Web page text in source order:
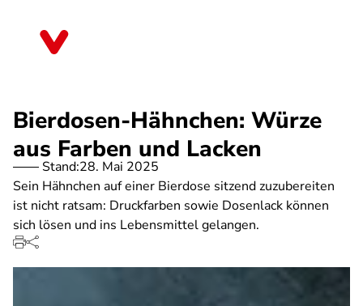
Bierdosen-Hähnchen: Würze
aus Farben und Lacken
Stand:28. Mai 2025
Sein Hähnchen auf einer Bierdose sitzend zuzubereiten
ist nicht ratsam: Druckfarben sowie Dosenlack können
sich lösen und ins Lebensmittel gelangen.